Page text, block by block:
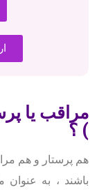
مراقب یا
) ؟
هم پرستار و هم
باشند ، به عنوان